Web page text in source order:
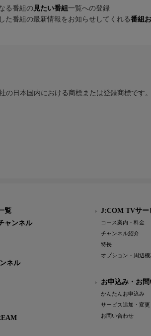
る番組の 見たい番組 一覧への登録
た番組の最新情報をお知らせしてくれる番組
の日本国内における商標または登録商標です。
覧
ャンネル
ネル
J:COM TVサー
コース案内・料金
チャンネル紹介
特長
オプション・周辺機
お申込み・お
かんたんお申込み
サービス追加・変更
お問い合わせ